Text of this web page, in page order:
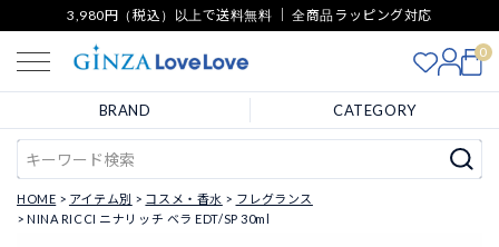
3,980円（税込）以上で送料無料 ｜ 全商品ラッピング対応
0
BRAND CATEGORY
HOME アイテム別 コスメ・香水
フレグランス
NINA RICCI ニナリッチ ベラ EDT/SP 30ml